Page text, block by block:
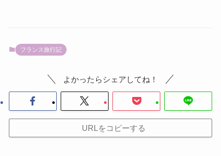
フランス旅行記
よかったらシェアしてね！
URLをコピーする